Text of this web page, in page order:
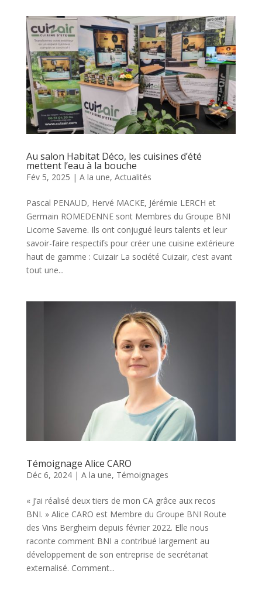
Au salon Habitat Déco, les cuisines d’été
mettent l’eau à la bouche
Fév 5, 2025 | A la une, Actualités
Pascal PENAUD, Hervé MACKE, Jérémie LERCH et
Germain ROMEDENNE sont Membres du Groupe BNI
Licorne Saverne. Ils ont conjugué leurs talents et leur
savoir-faire respectifs pour créer une cuisine extérieure
haut de gamme : Cuizair La société Cuizair, c’est avant
tout une...
Témoignage Alice CARO
Déc 6, 2024| A la une, Témoignages
« J’ai réalisé deux tiers de mon CA grâce aux recos
BNI. » Alice CARO est Membre du Groupe BNI Route
des Vins Bergheim depuis février 2022. Elle nous
raconte comment BNI a contribué largement au
développement de son entreprise de secrétariat
externalisé. Comment...